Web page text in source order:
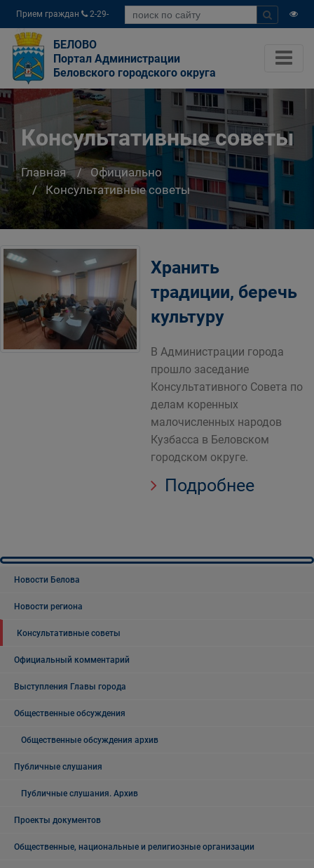
Прием граждан
2-29-
04
БЕЛОВО
Портал Администрации
Беловского городского округа
Консультативные советы
Главная
Официально
Консультативные советы
Хранить
традиции, беречь
культуру
В Администрации города
прошло заседание
Консультативного Совета по
делам коренных
малочисленных народов
Кузбасса в Беловском
городском округе.
Подробнее
Новости Белова
Новости региона
Консультативные советы
Официальный комментарий
Выступления Главы города
Общественные обсуждения
Общественные обсуждения архив
Публичные слушания
Публичные слушания. Архив
Проекты документов
Общественные, национальные и религиозные организации